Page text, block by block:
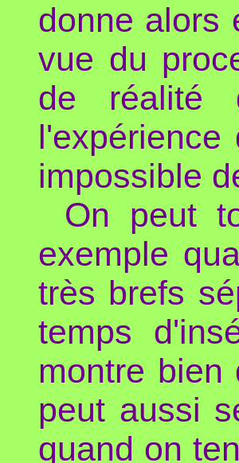
donne alors
vue du
de réalité
impossible
On peut
exemple
très brefs
temps
montre bien
peut aussi
quand on